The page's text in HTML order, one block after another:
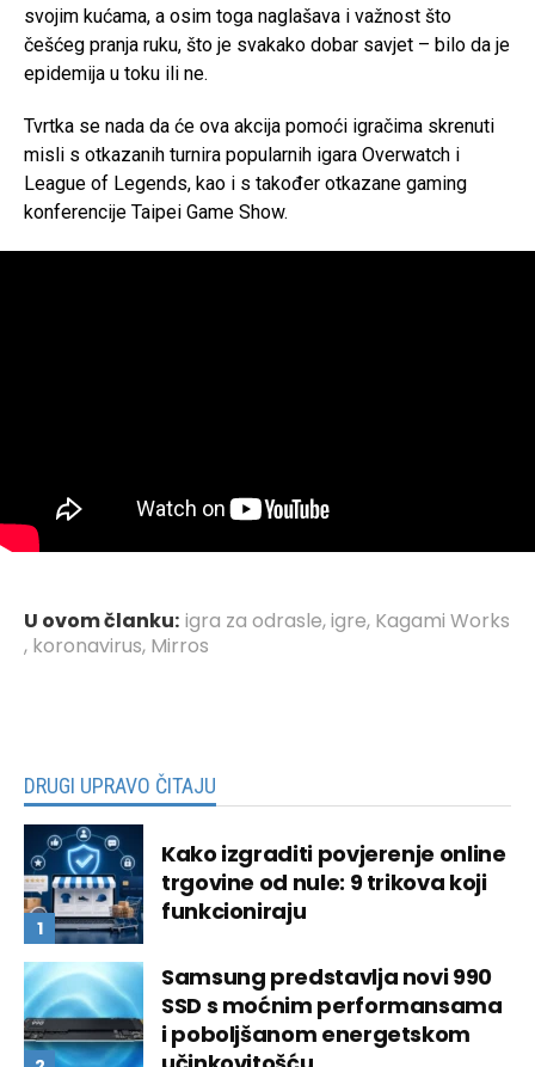
svojim kućama, a osim toga naglašava i važnost što
češćeg pranja ruku, što je svakako dobar savjet – bilo da je
epidemija u toku ili ne.
Tvrtka se nada da će ova akcija pomoći igračima skrenuti
misli s otkazanih turnira popularnih igara Overwatch i
League of Legends, kao i s također otkazane gaming
konferencije Taipei Game Show.
U ovom članku: igra za odrasle,igre, Kagami Works
, koronavirus, Mirros
DRUGI UPRAVO ČITAJU
Kako izgraditi povjerenje online
trgovine od nule: 9 trikova koji
funkcioniraju
Samsung predstavlja novi 990
SSD s moćnim performansama
i poboljšanom energetskom